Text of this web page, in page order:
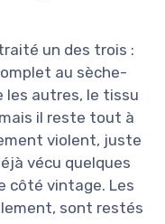
un des trois :
au sèche-
les autres, le tissu
il reste tout à
violent, juste
vécu quelques
côté vintage. Les
sont restés